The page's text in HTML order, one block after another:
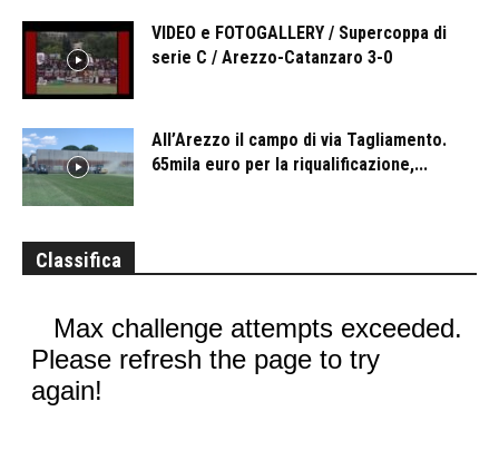
VIDEO e FOTOGALLERY / Supercoppa di
serie C / Arezzo-Catanzaro 3-0
All’Arezzo il campo di via Tagliamento.
65mila euro per la riqualificazione,...
Classifica